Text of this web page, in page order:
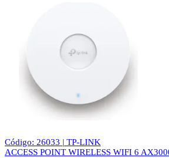
Código: 26033 | TP-LINK
ACCESS POINT WIRELESS WIFI 6